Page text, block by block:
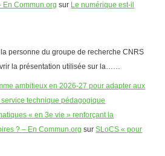
En Commun.org sur Le numérique est-il
personne du groupe de recherche CNRS
la présentation utilisée sur la……
ambitieux en 2026-27 pour adapter aux
technique pédagogique
« en 3e vie » renforçant la
? – En Commun.org surSLoCS « pour